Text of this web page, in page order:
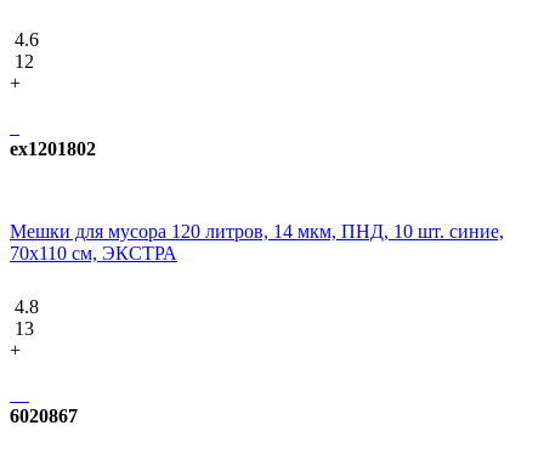
4.6
12
+
ex1201802
Мешки для мусора 120 литров, 14 мкм, ПНД, 10 шт. синие,
70х110 см, ЭКСТРА
4.8
13
+
6020867